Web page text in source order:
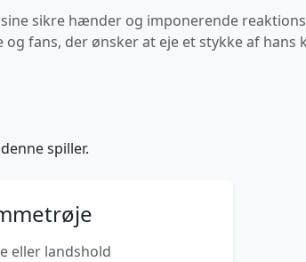
sikre hænder og imponerende
fans, der ønsker at eje et stykke af hans
spiller.
eller landshold